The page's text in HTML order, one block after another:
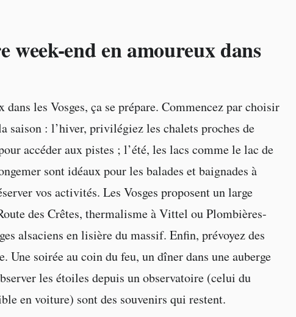
week-end en amoureux dans
dans les Vosges, ça se prépare. Commencez par choisir
saison : l’hiver, privilégiez les chalets proches de
accéder aux pistes ; l’été, les lacs comme le lac de
sont idéaux pour les balades et baignades à
vos activités. Les Vosges proposent un large
des Crêtes, thermalisme à Vittel ou Plombières-
alsaciens en lisière du massif. Enfin, prévoyez des
Une soirée au coin du feu, un dîner dans une auberge
les étoiles depuis un observatoire (celui du
en voiture) sont des souvenirs qui restent.